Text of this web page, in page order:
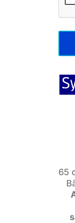
65